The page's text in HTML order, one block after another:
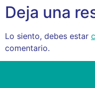
Deja una
Lo siento, debes estar
comentario.